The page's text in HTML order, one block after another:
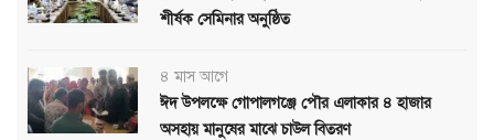
শীর্ষক সেমিনার অনুষ্ঠিত
৪ মাস আগে
ঈদ উপলক্ষে গোপালগঞ্জে পৌর এলাকার ৪ হাজার
অসহায় মানুষের মাঝে চাউল বিতরণ